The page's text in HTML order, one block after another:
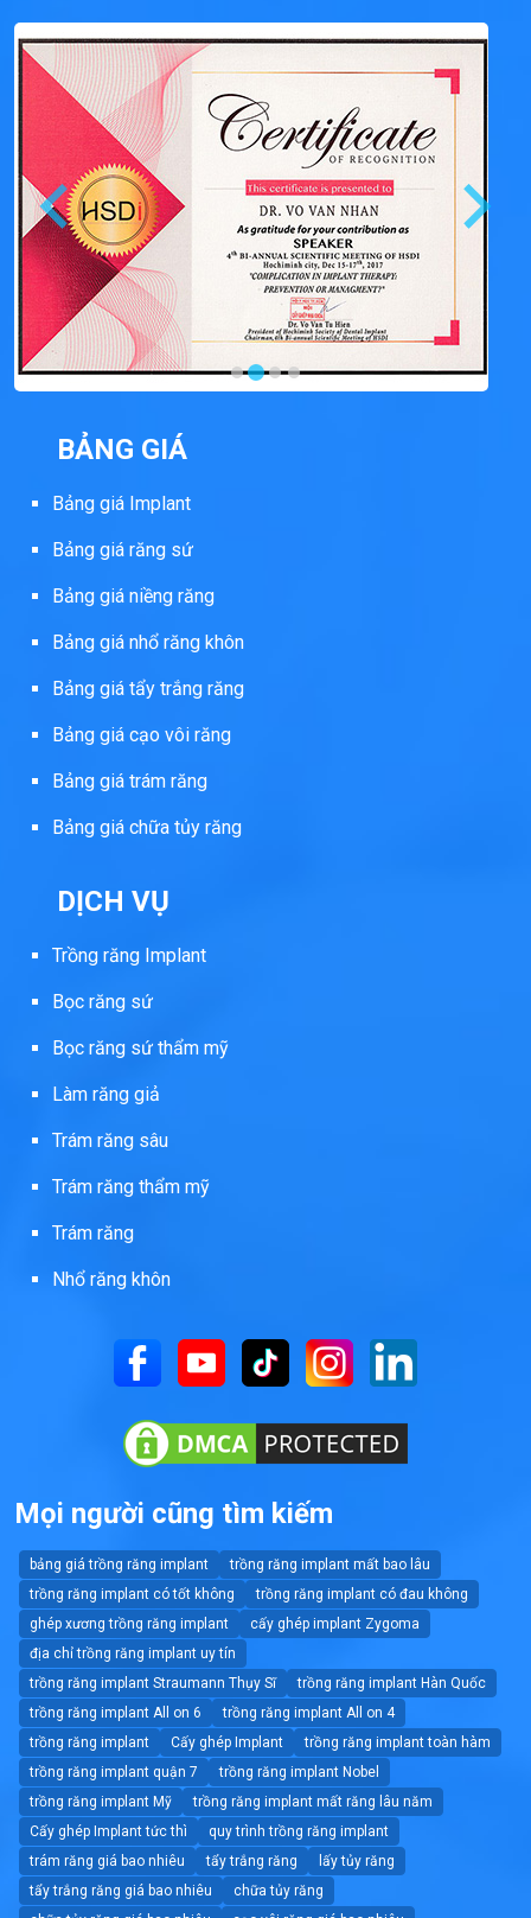
BẢNG GIÁ
Bảng giá Implant
Bảng giá răng sứ
Bảng giá niềng răng
Bảng giá nhổ răng khôn
Bảng giá tẩy trắng răng
Bảng giá cạo vôi răng
Bảng giá trám răng
Bảng giá chữa tủy răng
DỊCH VỤ
Trồng răng Implant
Bọc răng sứ
Bọc răng sứ thẩm mỹ
Làm răng giả
Trám răng sâu
Trám răng thẩm mỹ
Trám răng
Nhổ răng khôn
Mọi người cũng tìm kiếm
bảng giá trồng răng implant
trồng răng implant mất bao lâu
trồng răng implant có tốt không
trồng răng implant có đau không
ghép xương trồng răng implant
cấy ghép implant Zygoma
địa chỉ trồng răng implant uy tín
trồng răng implant Straumann Thụy Sĩ
trồng răng implant Hàn Quốc
trồng răng implant All on 6
trồng răng implant All on 4
trồng răng implant
Cấy ghép Implant
trồng răng implant toàn hàm
trồng răng implant quận 7
trồng răng implant Nobel
trồng răng implant Mỹ
trồng răng implant mất răng lâu năm
Cấy ghép Implant tức thì
quy trình trồng răng implant
trám răng giá bao nhiêu
tẩy trắng răng
lấy tủy răng
tẩy trắng răng giá bao nhiêu
chữa tủy răng